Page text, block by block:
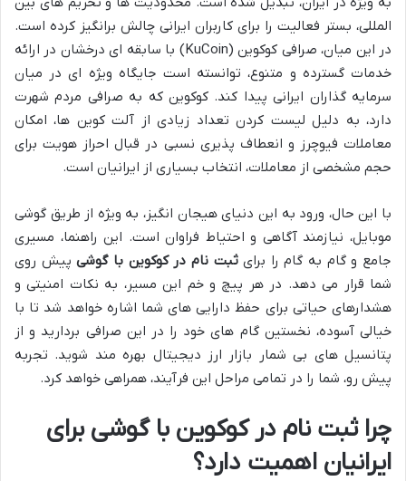
المللی، بستر فعالیت را برای کاربران ایرانی چالش برانگیز کرده است.
در این میان، صرافی کوکوین (KuCoin) با سابقه ای درخشان در ارائه
خدمات گسترده و متنوع، توانسته است جایگاه ویژه ای در میان
سرمایه گذاران ایرانی پیدا کند. کوکوین که به صرافی مردم شهرت
دارد، به دلیل لیست کردن تعداد زیادی از آلت کوین ها، امکان
معاملات فیوچرز و انعطاف پذیری نسبی در قبال احراز هویت برای
حجم مشخصی از معاملات، انتخاب بسیاری از ایرانیان است.
با این حال، ورود به این دنیای هیجان انگیز، به ویژه از طریق گوشی
موبایل، نیازمند آگاهی و احتیاط فراوان است. این راهنما، مسیری
جامع و گام به گام را برایثبت نام در کوکوین با گوشیپیش روی
شما قرار می دهد. در هر پیچ و خم این مسیر، به نکات امنیتی و
هشدارهای حیاتی برای حفظ دارایی های شما اشاره خواهد شد تا با
خیالی آسوده، نخستین گام های خود را در این صرافی بردارید و از
پتانسیل های بی شمار بازار ارز دیجیتال بهره مند شوید. تجربه
پیش رو، شما را در تمامی مراحل این فرآیند، همراهی خواهد کرد.
چرا ثبت نام در کوکوین با گوشی برای
ایرانیان اهمیت دارد؟